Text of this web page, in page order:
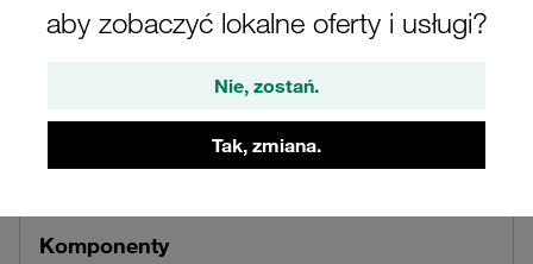
aby zobaczyć lokalne oferty i usługi?
Nie, zostań.
Tak, zmiana.
Komponenty